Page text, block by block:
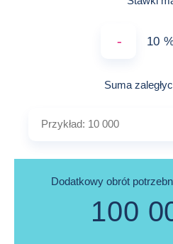
-
Suma
Dodatkowy obrót
100